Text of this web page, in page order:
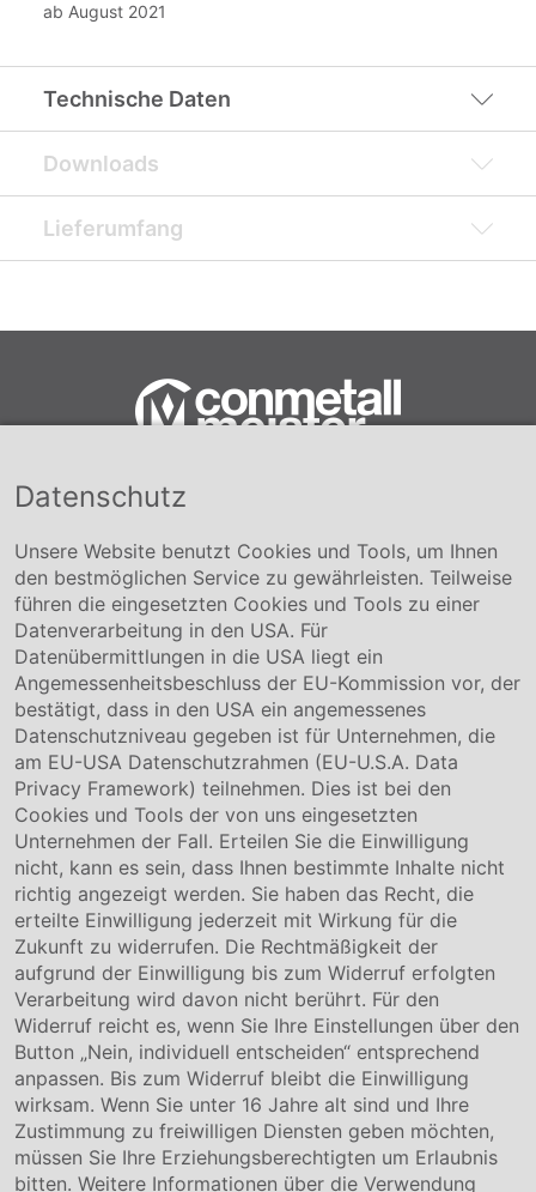
ab August 2021
Technische Daten
Downloads
Lieferumfang
Conmetall Meister GmbH
+49 5141-180
info@conmetallmeister.de
www.conmetallmeister.de
Unternehmen
Über uns
Compliance
Hinweisgebersystem
Karriere
Service & Kontakt
Kontakt
Downloads
Garantiebedingungen
Zertifikate
Rechtliches
Impressum
AGB
Datenschutz
Cookie Einstellung
Datenschutz
Unsere Website benutzt Cookies und Tools, um Ihnen
den bestmöglichen Service zu gewährleisten. Teilweise
führen die eingesetzten Cookies und Tools zu einer
Datenverarbeitung in den USA. Für
Datenübermittlungen in die USA liegt ein
Angemessenheitsbeschluss der EU-Kommission vor, der
bestätigt, dass in den USA ein angemessenes
Datenschutzniveau gegeben ist für Unternehmen, die
am EU-USA Datenschutzrahmen (EU-U.S.A. Data
Privacy Framework) teilnehmen. Dies ist bei den
Cookies und Tools der von uns eingesetzten
Unternehmen der Fall. Erteilen Sie die Einwilligung
nicht, kann es sein, dass Ihnen bestimmte Inhalte nicht
richtig angezeigt werden. Sie haben das Recht, die
erteilte Einwilligung jederzeit mit Wirkung für die
Zukunft zu widerrufen. Die Rechtmäßigkeit der
aufgrund der Einwilligung bis zum Widerruf erfolgten
Verarbeitung wird davon nicht berührt. Für den
Widerruf reicht es, wenn Sie Ihre Einstellungen über den
Button „Nein, individuell entscheiden“ entsprechend
anpassen. Bis zum Widerruf bleibt die Einwilligung
wirksam. Wenn Sie unter 16 Jahre alt sind und Ihre
Zustimmung zu freiwilligen Diensten geben möchten,
müssen Sie Ihre Erziehungsberechtigten um Erlaubnis
bitten. Weitere Informationen über die Verwendung